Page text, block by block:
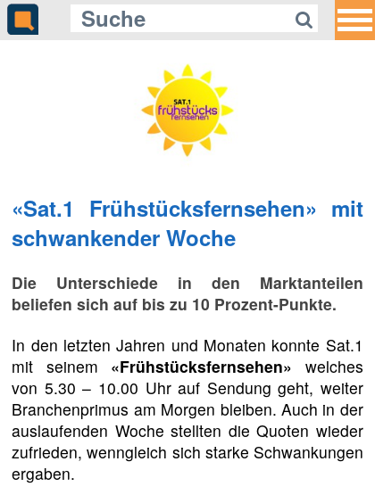
«Sat.1 Frühstücksfernsehen» mit
schwankender Woche
Die Unterschiede in den Marktanteilen
beliefen sich auf bis zu 10 Prozent-Punkte.
In den letzten Jahren und Monaten konnte Sat.1
mit seinem «Frühstücksfernsehen» welches
von 5.30 – 10.00 Uhr auf Sendung geht, weiter
Branchenprimus am Morgen bleiben. Auch in der
auslaufenden Woche stellten die Quoten wieder
zufrieden, wenngleich sich starke Schwankungen
ergaben.